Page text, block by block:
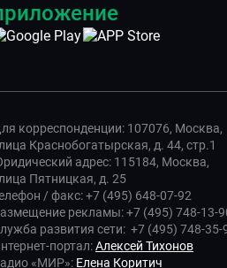
корреспонденции: 107076, Москва,
Краснобогатырская, д. 44, стр.1
адрес: 115184, Москва,
Пятницкая, д. 25
/ факс: +7 (495) 648-07-92
рекламы: +7 (495) 748-13-
развития сети: +7 (495) 748-35-
портал:Алексей Тихонов
«МИР»: Елена Коритич